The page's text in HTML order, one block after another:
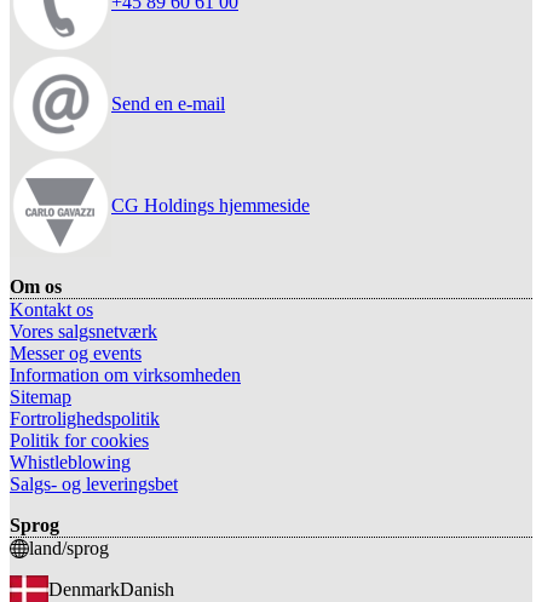
Send en e-mail
CG Holdings hjemmeside
Om os
Kontakt os
Vores salgsnetværk
Messer og events
Information om virksomheden
Sitemap
Fortrolighedspolitik
Politik for cookies
Whistleblowing
Salgs- og leveringsbet
Sprog
land/sprog
DenmarkDanish